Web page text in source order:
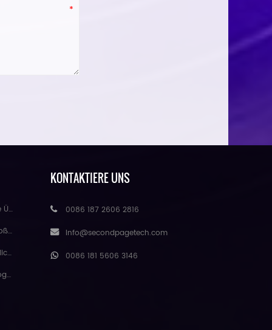
KONTAKTIERE UNS
0086 187 2606 2816
Info@secondpagetech.com
0086 181 5606 3146